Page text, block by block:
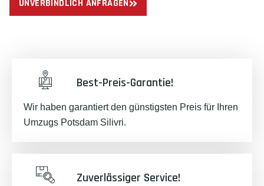
UNVERBINDLICH ANFRAGEN
Best-Preis-Garantie!
Wir haben garantiert den günstigsten Preis für Ihren
Umzugs Potsdam Silivri.
Zuverlässiger Service!